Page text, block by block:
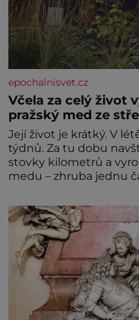
epochalnisvet.cz
Včela za celý život
pražský med ze
Její život je krátký. V
týdnů. Za tu dobu
stovky kilometrů a
medu – zhruba jednu
dalšími desítkami tisíc
vznikne jeden z